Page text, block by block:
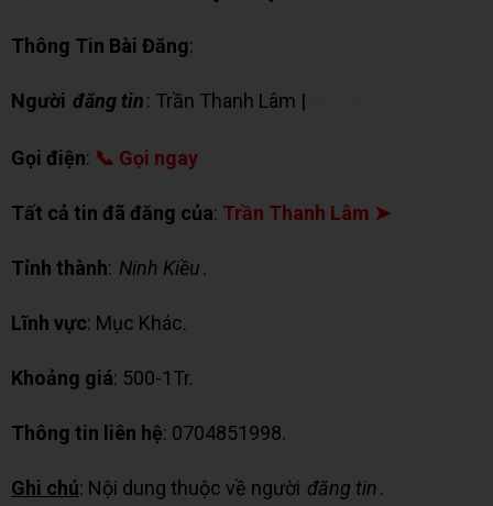
Thông Tin Bài Đăng:
Người đăng tin: Trần Thanh Lâm |
Gọi điện: 📞 Gọi ngay
Tất cả tin đã đăng của: Trần Thanh Lâm ➤
Tỉnh thành: Ninh Kiều.
Lĩnh vực: Mục Khác.
Khoảng giá: 500-1Tr.
Thông tin liên hệ: 0704851998.
Ghi chú: Nội dung thuộc về người đăng tin.